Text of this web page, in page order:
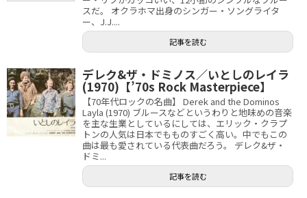
スだ。 オクラホマ出身のシンガー・ソングライタ
ー、J.J....
記事を読む
デレク&ザ・ドミノス／いとしのレイラ
(1970)【’70s Rock Masterpiece】
【70年代ロックの名曲】 Derek and the Dominos
Layla (1970) ブルースなどというわりと地味めの音楽
を主な生業としているにしては、エリック・クラプ
トンの人気は日本でもものすごく高い。中でもこの
曲は最も愛されている代表曲だろう。 デレク&ザ・
ドミ...
記事を読む